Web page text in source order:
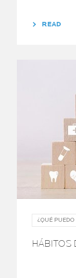
READ
¿QUÉ
HÁBITOS